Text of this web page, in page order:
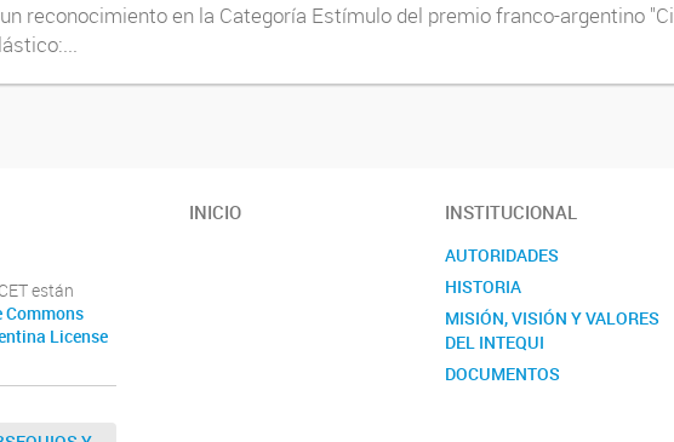
reconocimiento en la Categoría Estímulo del premio franco-argentino
están
Commons
License
INICIO INSTITUCIONAL
AUTORIDADES
HISTORIA
MISIÓN, VISIÓN Y VALORES
DEL INTEQUI
DOCUMENTOS